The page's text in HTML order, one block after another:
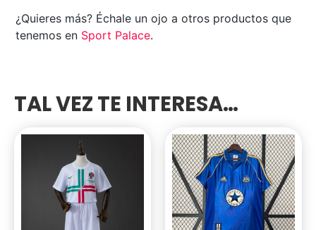
¿Quieres más? Échale un ojo a otros productos que
tenemos en Sport Palace.
TAL VEZ TE INTERESA…